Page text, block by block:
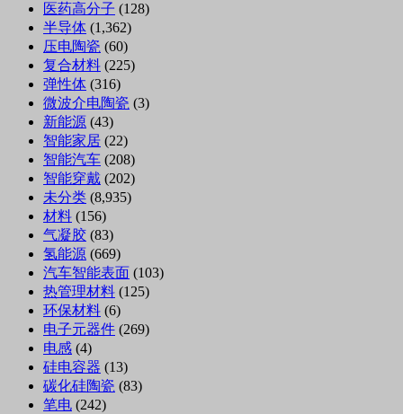
医药高分子 (128)
半导体 (1,362)
压电陶瓷 (60)
复合材料 (225)
弹性体 (316)
微波介电陶瓷 (3)
新能源 (43)
智能家居 (22)
智能汽车 (208)
智能穿戴 (202)
未分类 (8,935)
材料 (156)
气凝胶 (83)
氢能源 (669)
汽车智能表面 (103)
热管理材料 (125)
环保材料 (6)
电子元器件 (269)
电感 (4)
硅电容器 (13)
碳化硅陶瓷 (83)
笔电 (242)